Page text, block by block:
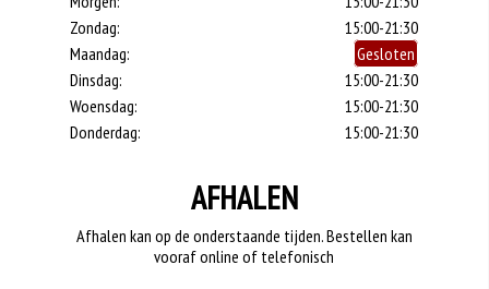
Zondag:
15:00-21:30
Maandag:
Gesloten
Dinsdag:
15:00-21:30
Woensdag:
15:00-21:30
Donderdag:
15:00-21:30
AFHALEN
Afhalen kan op de onderstaande tijden. Bestellen kan
vooraf online of telefonisch